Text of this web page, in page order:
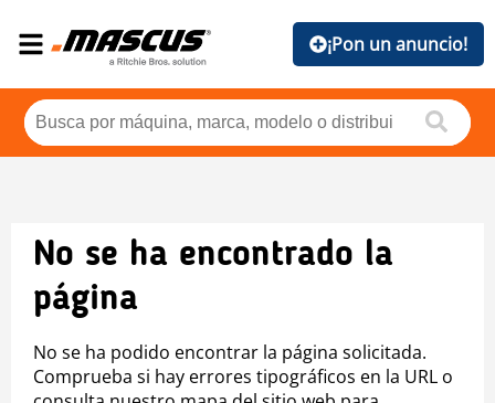
¡Pon un anuncio!
No se ha encontrado la
página
No se ha podido encontrar la página solicitada.
Comprueba si hay errores tipográficos en la URL o